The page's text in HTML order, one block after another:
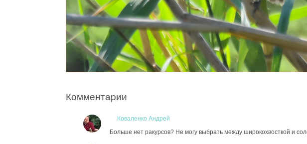
Комментарии
Коваленко Андрей
Больше нет ракурсов? Не могу выбрать между широкохвосткой и